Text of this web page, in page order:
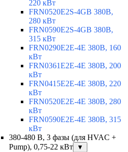
220 кВт
FRN0520E2S-4GB 380В,
280 кВт
FRN0590E2S-4GB 380В,
315 кВт
FRN0290E2E-4E 380В, 160
кВт
FRN0361E2E-4E 380В, 200
кВт
FRN0415E2E-4E 380В, 220
кВт
FRN0520E2E-4E 380В, 280
кВт
FRN0590E2E-4E 380В, 315
кВт
380-480 В, 3 фазы (для HVAC +
Pump), 0,75-22 кВт
▼